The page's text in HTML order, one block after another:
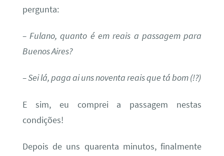
pergunta:
– Fulano, quanto é em reais a passagem para
Buenos Aires?
– Sei lá, paga ai uns noventa reais que tá bom (!?)
E sim, eu comprei a passagem nestas
condições!
Depois de uns quarenta minutos, finalmente